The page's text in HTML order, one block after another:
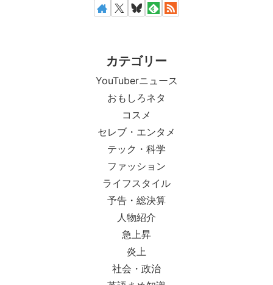
カテゴリー
YouTuberニュース
おもしろネタ
コスメ
セレブ・エンタメ
テック・科学
ファッション
ライフスタイル
予告・総決算
人物紹介
急上昇
炎上
社会・政治